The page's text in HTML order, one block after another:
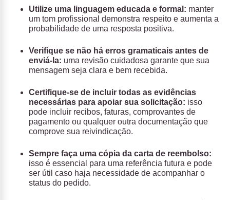
Utilize uma linguagem educada e formal: manter
um tom profissional demonstra respeito e aumenta a
probabilidade de uma resposta positiva.
Verifique se não há erros gramaticais antes de
enviá-la: uma revisão cuidadosa garante que sua
mensagem seja clara e bem recebida.
Certifique-se de incluir todas as evidências
necessárias para apoiar sua solicitação: isso
pode incluir recibos, faturas, comprovantes de
pagamento ou qualquer outra documentação que
comprove sua reivindicação.
Sempre faça uma cópia da carta de reembolso:
isso é essencial para uma referência futura e pode
ser útil caso haja necessidade de acompanhar o
status do pedido.